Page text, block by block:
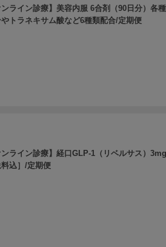
ンライン診療】美容内服 6合剤（90日分）各
やトラネキサム酸など6種類配合/定期便
ンライン診療】経口GLP-1（リベルサス）
料込］/定期便